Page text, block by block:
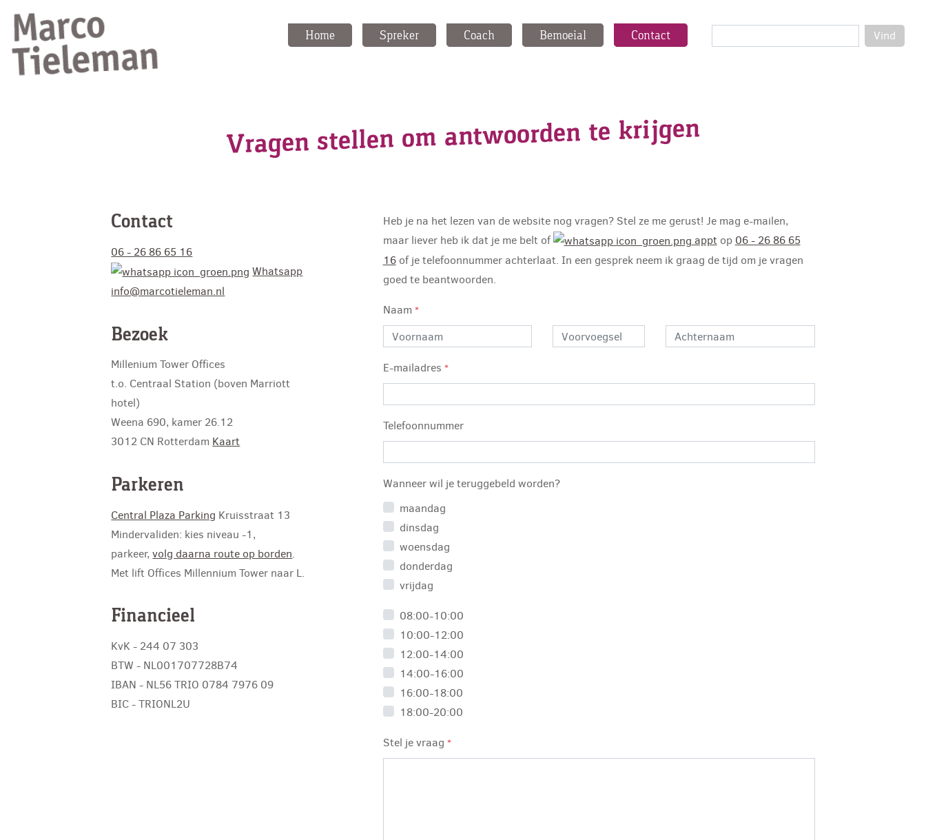
Home Spreker Coach Bemoeial Contact Vind
Vragen stellen om antwoorden te krijgen
Contact
06 - 26 86 65 16
Whatsapp
info@marcotieleman.nl
Bezoek
Millenium Tower Offices
t.o. Centraal Station (boven Marriott
hotel)
Weena 690, kamer 26.12
3012 CN Rotterdam Kaart
Parkeren
Central Plaza Parking Kruisstraat 13
Mindervaliden: kies niveau -1,
parkeer,volg daarna route op borden.
Met lift Offices Millennium Tower naar L.
Financieel
KvK - 244 07 303
BTW - NL001707728B74
IBAN - NL56 TRIO 0784 7976 09
BIC - TRIONL2U
Heb je na het lezen van de website nog vragen? Stel ze me gerust! Je mag e-mailen,
maar liever heb ik dat je me belt of
apptop 06 - 26 86 65
16of je telefoonnummer achterlaat. In een gesprek neem ik graag de tijd om je vragen
goed te beantwoorden.
Naam *
E-mailadres *
Telefoonnummer
Wanneer wil je teruggebeld worden?
maandag
dinsdag
woensdag
donderdag
vrijdag
08:00-10:00
10:00-12:00
12:00-14:00
14:00-16:00
16:00-18:00
18:00-20:00
Stel je vraag *